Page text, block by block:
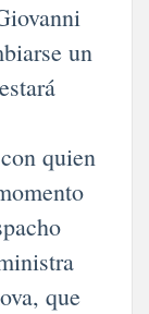
un
quien
que